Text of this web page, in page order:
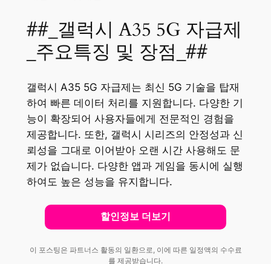
##_갤럭시 A35 5G 자급제
_주요특징 및 장점_##
갤럭시 A35 5G 자급제는 최신 5G 기술을 탑재
하여 빠른 데이터 처리를 지원합니다. 다양한 기
능이 확장되어 사용자들에게 전문적인 경험을
제공합니다. 또한, 갤럭시 시리즈의 안정성과 신
뢰성을 그대로 이어받아 오랜 시간 사용해도 문
제가 없습니다. 다양한 앱과 게임을 동시에 실행
하여도 높은 성능을 유지합니다.
할인정보 더보기
이 포스팅은 파트너스 활동의 일환으로, 이에 따른 일정액의 수수료
를 제공받습니다.